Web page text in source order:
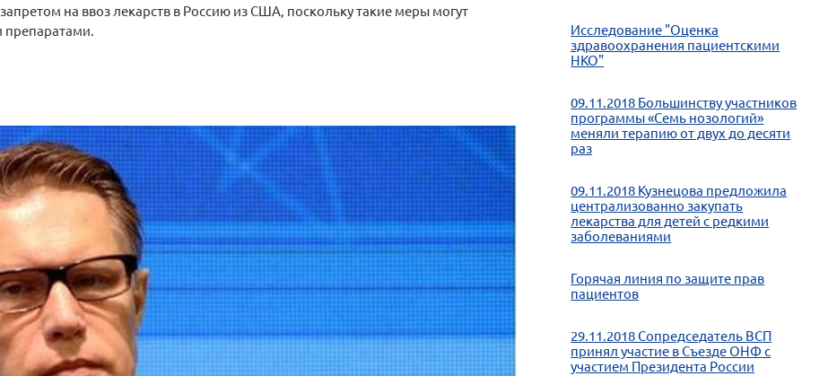
на ввоз лекарств в Россию из США, поскольку такие меры могут
Исследование "Оценка
здравоохранения пациентскими
НКО"
09.11.2018 Большинству участников
программы «Семь нозологий»
меняли терапию от двух до десяти
раз
09.11.2018 Кузнецова предложила
централизованно закупать
лекарства для детей с редкими
заболеваниями
Горячая линия по защите прав
пациентов
29.11.2018 Сопредседатель ВСП
принял участие в Съезде ОНФ с
участием Президента России